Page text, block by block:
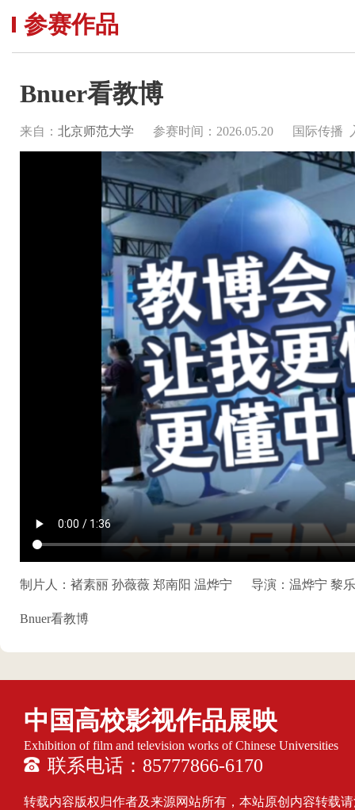
参赛作品
Bnuer看教博
来自： 北京师范大学 参赛时间：2026.05.20 国际传播
制片人：褚素丽 孙薇薇 郑南阳 温烨宁 导演：温烨宁 黎
Bnuer看教博
中国高校影视作品展映
Exhibition of film and television works of Chinese Universities
联系电话：85777866-6170
转载内容版权归作者及来源网站所有，本站原创内容转载